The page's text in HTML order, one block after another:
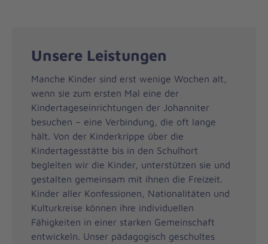
Unsere Leistungen
Manche Kinder sind erst wenige Wochen alt,
wenn sie zum ersten Mal eine der
Kindertageseinrichtungen der Johanniter
besuchen – eine Verbindung, die oft lange
hält. Von der Kinderkrippe über die
Kindertagesstätte bis in den Schulhort
begleiten wir die Kinder, unterstützen sie und
gestalten gemeinsam mit ihnen die Freizeit.
Kinder aller Konfessionen, Nationalitäten und
Kulturkreise können ihre individuellen
Fähigkeiten in einer starken Gemeinschaft
entwickeln. Unser pädagogisch geschultes